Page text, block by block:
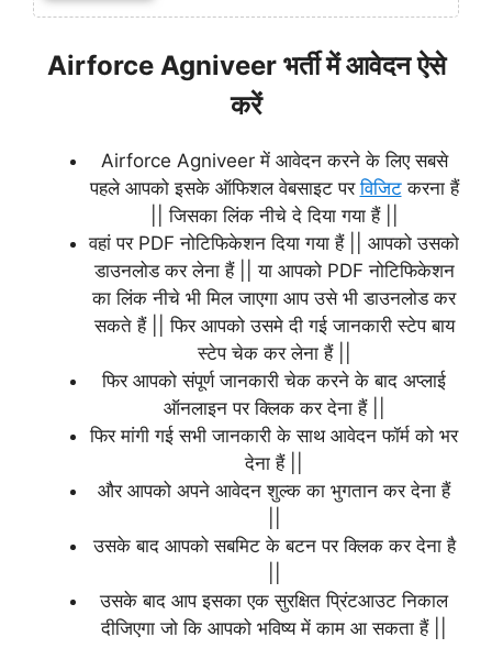
Airforce Agniveer भर्ती में आवेदन ऐसे
करें
Airforce Agniveer में आवेदन करने के लिए सबसे
पहले आपको इसके ऑफिशल वेबसाइट परविजिटकरना हैं
|| जिसका लिंक नीचे दे दिया गया हैं ||
वहां पर PDF नोटिफिकेशन दिया गया हैं || आपको उसको
डाउनलोड कर लेना हैं || या आपको PDF नोटिफिकेशन
का लिंक नीचे भी मिल जाएगा आप उसे भी डाउनलोड कर
सकते हैं || फिर आपको उसमे दी गई जानकारी स्टेप बाय
स्टेप चेक कर लेना हैं ||
फिर आपको संपूर्ण जानकारी चेक करने के बाद अप्लाई
ऑनलाइन पर क्लिक कर देना हैं ||
फिर मांगी गई सभी जानकारी के साथ आवेदन फॉर्म को भर
देना हैं ||
और आपको अपने आवेदन शुल्क का भुगतान कर देना हैं
उसके बाद आपको सबमिट के बटन पर क्लिक कर देना है
उसके बाद आप इसका एक सुरक्षित प्रिंटआउट निकाल
दीजिएगा जो कि आपको भविष्य में काम आ सकता हैं ||